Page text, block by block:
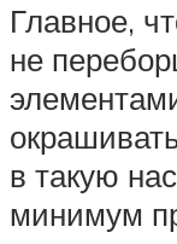
Главное,
не
в такую
минимум